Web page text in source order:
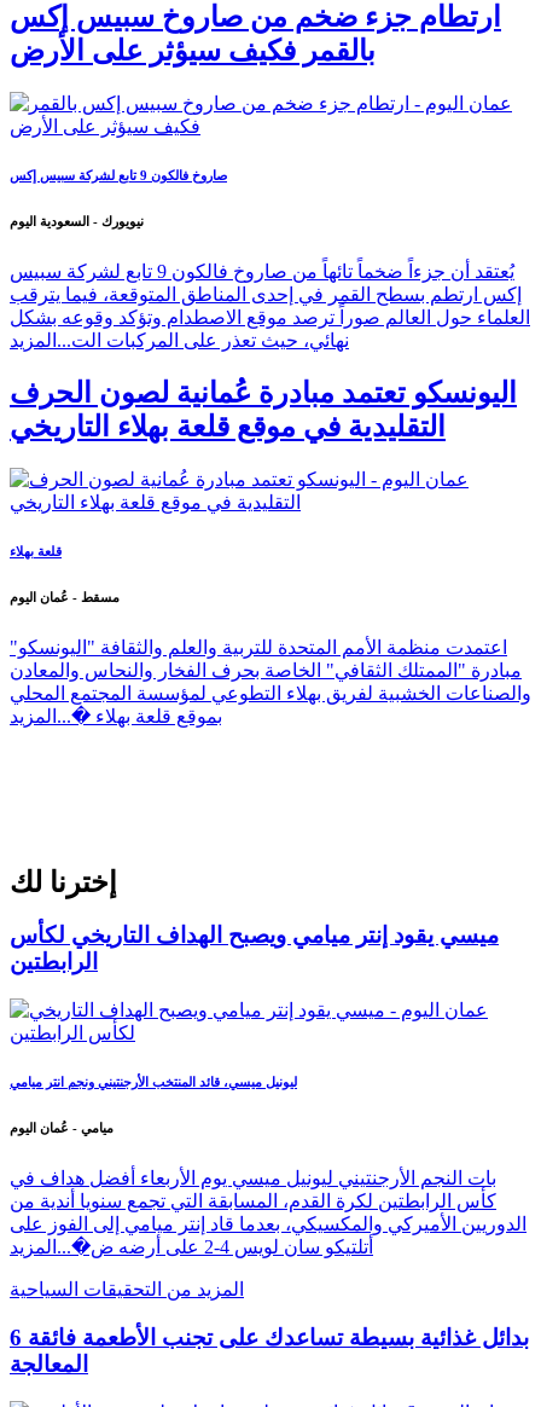
ارتطام جزء ضخم من صاروخ سبيس إكس
بالقمر فكيف سيؤثر على الأرض
صاروخ فالكون 9 تابع لشركة سبيس إكس
نيويورك - السعودية اليوم
يُعتقد أن جزءاً ضخماً تائهاً من صاروخ فالكون 9 تابع لشركة سبيس
إكس ارتطم بسطح القمر في إحدى المناطق المتوقعة، فيما يترقب
العلماء حول العالم صوراً ترصد موقع الاصطدام وتؤكد وقوعه بشكل
نهائي، حيث تعذر على المركبات الت... المزيد
اليونسكو تعتمد مبادرة عُمانية لصون الحرف
التقليدية في موقع قلعة بهلاء التاريخي
قلعة بهلاء
مسقط - عُمان اليوم
اعتمدت منظمة الأمم المتحدة للتربية والعلم والثقافة "اليونسكو"
مبادرة "الممتلك الثقافي" الخاصة بحرف الفخار والنحاس والمعادن
والصناعات الخشبية لفريق بهلاء التطوعي لمؤسسة المجتمع المحلي
بموقع قلعة بهلاء �... المزيد
إخترنا لك
ميسي يقود إنتر ميامي ويصبح الهداف التاريخي لكأس
الرابطتين
ليونيل ميسي، قائد المنتخب الأرجنتيني ونجم انتر ميامي
ميامي - عُمان اليوم
بات النجم الأرجنتيني ليونيل ميسي يوم الأربعاء أفضل هداف في
كأس الرابطتين لكرة القدم، المسابقة التي تجمع سنويا أندية من
الدوريين الأميركي والمكسيكي، بعدما قاد إنتر ميامي إلى الفوز على
أتلتيكو سان لويس 4-2 على أرضه ض�...
المزيد
المزيد من التحقيقات السياحية
6 بدائل غذائية بسيطة تساعدك على تجنب الأطعمة فائقة
المعالجة